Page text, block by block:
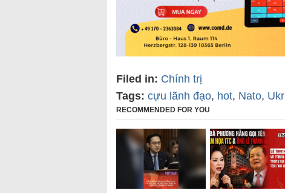
Filed in: Chính trị
Tags: cựu lãnh đạo, hot, Nato,
RECOMMENDED FOR YOU